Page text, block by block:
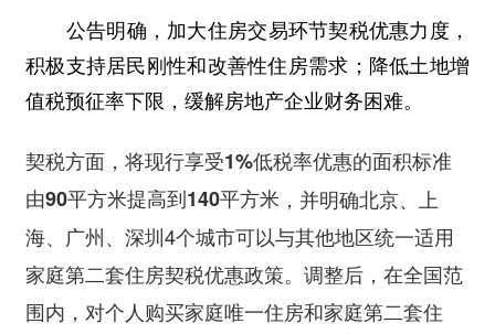
公告明确，加大住房交易环节契税优惠力度，
积极支持居民刚性和改善性住房需求；降低土地增
值税预征率下限，缓解房地产企业财务困难。
契税方面，将现行享受1%低税率优惠的面积标准
由90平方米提高到140平方米 ，并明确北京、上
海、广州、深圳4个城市可以与其他地区统一适用
家庭第二套住房契税优惠政策。调整后，在全国范
围内， 对个人购买家庭唯一住房和家庭第二套住